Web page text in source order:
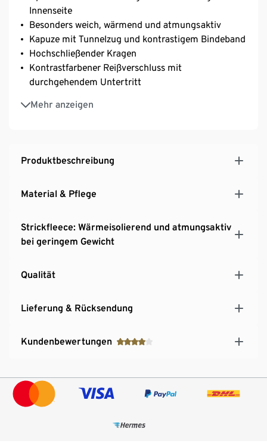
Innenseite
Besonders weich, wärmend und atmungsaktiv
Kapuze mit Tunnelzug und kontrastigem Bindeband
Hochschließender Kragen
Kontrastfarbener Reißverschluss mit
durchgehendem Untertritt
Mehr anzeigen
2 Eingrifftaschen
Antipilling-Ausrüstung verhindert die Bildung von
Produktbeschreibung
Material & Pflege
Strickfleece: Wärmeisolierend und atmungsaktiv
bei geringem Gewicht
Qualität
Lieferung & Rücksendung
Kundenbewertungen